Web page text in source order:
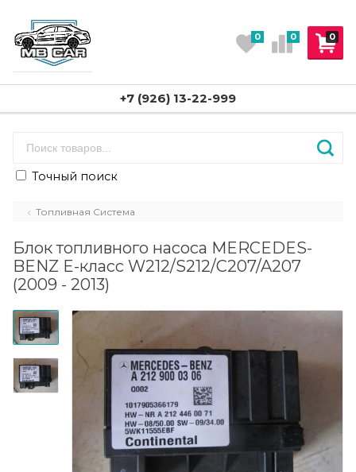
0
0 0
+7 (926) 13-22-999
Точный поиск
Топливная Система
Блок топливного насоса MERCEDES-
BENZ E-класс W212/S212/C207/A207
(2009 - 2013)